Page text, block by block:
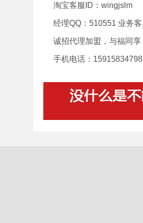
淘宝客服ID：wingjslm
经理QQ：510551 业务
诚招代理加盟，与福同享
手机电话：